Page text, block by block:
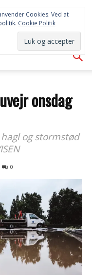
onsdag
og stormstød
0
Cookies. Ved at
Cookie Politik